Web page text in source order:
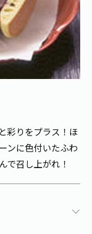
彩りをプラス！ほ
ンに色付いたふわ
で召し上がれ！